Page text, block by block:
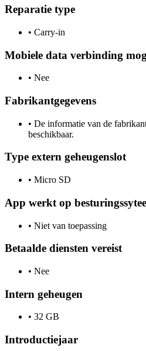
Reparatie type
• Carry-in
Mobiele data verbinding
• Nee
Fabrikantgegevens
• De informatie van de
beschikbaar.
Type extern geheugenslot
• Micro SD
App werkt op
• Niet van toepassing
Betaalde diensten vereist
• Nee
Intern geheugen
• 32 GB
Introductiejaar